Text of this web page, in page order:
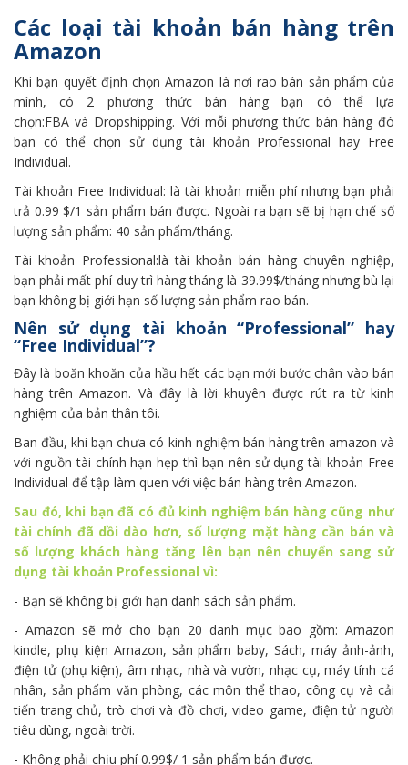
Các loại tài khoản bán hàng trên
Amazon
Khi bạn quyết định chọn Amazon là nơi rao bán sản phẩm của
mình, có 2 phương thức bán hàng bạn có thể lựa
chọn:FBA và Dropshipping. Với mỗi phương thức bán hàng đó
bạn có thể chọn sử dụng tài khoản Professional hay Free
Individual.
Tài khoản Free Individual: là tài khoản miễn phí nhưng bạn phải
trả 0.99 $/1 sản phẩm bán được. Ngoài ra bạn sẽ bị hạn chế số
lượng sản phẩm: 40 sản phẩm/tháng.
Tài khoản Professional:là tài khoản bán hàng chuyên nghiệp,
bạn phải mất phí duy trì hàng tháng là 39.99$/tháng nhưng bù lại
bạn không bị giới hạn số lượng sản phẩm rao bán.
Nên sử dụng tài khoản “Professional” hay
“Free Individual”?
Đây là boăn khoăn của hầu hết các bạn mới bước chân vào bán
hàng trên Amazon. Và đây là lời khuyên được rút ra từ kinh
nghiệm của bản thân tôi.
Ban đầu, khi bạn chưa có kinh nghiệm bán hàng trên amazon và
với nguồn tài chính hạn hẹp thì bạn nên sử dụng tài khoản Free
Individual để tập làm quen với việc bán hàng trên Amazon.
Sau đó, khi bạn đã có đủ kinh nghiệm bán hàng cũng như
tài chính đã dồi dào hơn, số lượng mặt hàng cần bán và
số lượng khách hàng tăng lên bạn nên chuyển sang sử
dụng tài khoản Professional vì:
- Bạn sẽ không bị giới hạn danh sách sản phẩm.
- Amazon sẽ mở cho bạn 20 danh mục bao gồm: Amazon
kindle, phụ kiện Amazon, sản phẩm baby, Sách, máy ảnh-ảnh,
điện tử (phụ kiện), âm nhạc, nhà và vườn, nhạc cụ, máy tính cá
nhân, sản phẩm văn phòng, các môn thể thao, công cụ và cải
tiến trang chủ, trò chơi và đồ chơi, video game, điện tử người
tiêu dùng, ngoài trời.
- Không phải chịu phí 0.99$/ 1 sản phẩm bán được.